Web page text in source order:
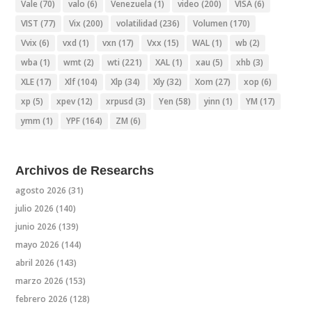
Vale (70) valo (6) Venezuela (1) video (200) VISA(6)
VIST (77) Vix (200) volatilidad (236) Volumen (170)
Vvix (6) vxd (1) vxn (17) Vxx (15) WAL(1) wb (2)
wba (1) wmt (2) wti (221) XAL(1) xau (5) xhb (3)
XLE(17) Xlf(104) Xlp (34) Xly(32) Xom (27) xop (6)
xp (5) xpev(12) xrpusd (3) Yen (58) yinn (1) YM (17)
ymm (1) YPF(164) ZM (6)
Archivos de Researchs
agosto 2026 (31)
julio 2026 (140)
junio 2026 (139)
mayo 2026 (144)
abril 2026 (143)
marzo 2026 (153)
febrero 2026 (128)